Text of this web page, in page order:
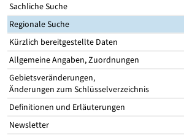
Sachliche Suche
Regionale Suche
Kürzlich bereitgestellte Daten
Allgemeine Angaben, Zuordnungen
Gebietsveränderungen,
Änderungen zum Schlüsselverzeichnis
Definitionen und Erläuterungen
Newsletter